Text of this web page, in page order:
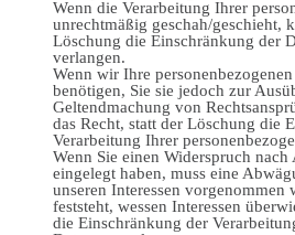
Wenn die Verarbeitung Ihrer
unrechtmäßig geschah/geschieht,
Löschung die Einschränkung der
verlangen.
Wenn wir Ihre
benötigen, Sie sie jedoch zur
Geltendmachung von
das Recht, statt der Löschung die
Verarbeitung Ihrer
Wenn Sie einen Widerspruch
eingelegt haben, muss eine
unseren Interessen vorgenommen
feststeht, wessen Interessen
die Einschränkung der